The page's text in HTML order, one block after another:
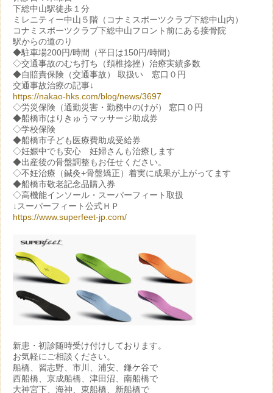
下総中山駅徒歩１分
ミレニティー中山５階（コナミスポーツクラブ下総中山内）
コナミスポーツクラブ下総中山フロント前にある接骨院
駅からの道のり
◆駐車場200円/時間（平日は150円/時間）
◇交通事故のむち打ち（頚椎捻挫）治療実績多数
◆自賠責保険（交通事故） 取扱い 窓口０円
交通事故治療の記事↓
https://nakao-hks.com/blog/news/3697
◇労災保険（通勤災害・勤務中のけが） 窓口０円
◆船橋市はりきゅうマッサージ助成券
◇学校保険
◆船橋市子ども医療費助成受給券
◇妊娠中でも安心 妊婦さんも治療します
◆出産後の骨盤調整もお任せください。
◇不妊治療（鍼灸+骨盤矯正）着実に成果が上がってます
◆船橋市敬老記念品購入券
◇高機能インソール・スーパーフィート取扱
↓スーパーフィート公式ＨＰ
https://www.superfeet-jp.com/
新患・初診随時受け付けしております。
お気軽にご相談ください。
船橋、習志野、市川、浦安、鎌ケ谷で
西船橋、京成船橋、津田沼、南船橋で
大神宮下、海神、東船橋、新船橋で